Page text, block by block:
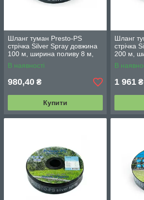
Шланг туман Presto-PS
стрічка Silver Spray довжина
100 м, ширина поливу 8 м,
діаметр 40 мм (601008-5)
В наявності
980,40 ₴
Купити
Шланг
стрічка
200 м,
діаметр
В
1 961 ₴